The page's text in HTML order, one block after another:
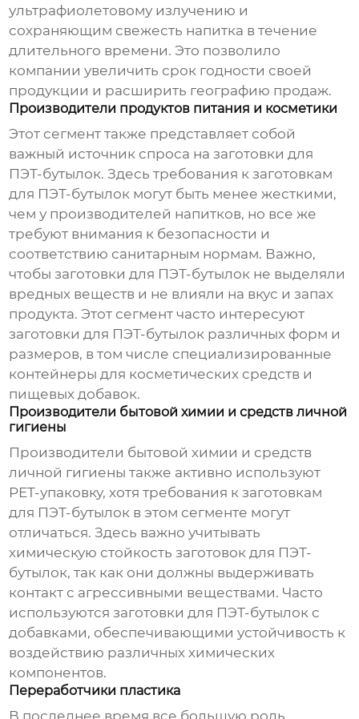
ультрафиолетовому излучению и
сохраняющим свежесть напитка в течение
длительного времени. Это позволило
компании увеличить срок годности своей
продукции и расширить географию продаж.
Производители продуктов питания и косметики
Этот сегмент также представляет собой
важный источник спроса назаготовки для
ПЭТ-бутылок. Здесь требования кзаготовкам
для ПЭТ-бутылок могут быть менее жесткими,
чем у производителей напитков, но все же
требуют внимания к безопасности и
соответствию санитарным нормам. Важно,
чтобызаготовки для ПЭТ-бутылок не выделяли
вредных веществ и не влияли на вкус и запах
продукта. Этот сегмент часто интересуют
заготовки для ПЭТ-бутылок различных форм и
размеров, в том числе специализированные
контейнеры для косметических средств и
пищевых добавок.
Производители бытовой химии и средств личной
гигиены
Производители бытовой химии и средств
личной гигиены также активно используют
PET-упаковку, хотя требования кзаготовкам
для ПЭТ-бутылок в этом сегменте могут
отличаться. Здесь важно учитывать
химическую стойкостьзаготовок для ПЭТ-
бутылок, так как они должны выдерживать
контакт с агрессивными веществами. Часто
используютсязаготовки для ПЭТ-бутылок с
добавками, обеспечивающими устойчивость к
воздействию различных химических
компонентов.
Переработчики пластика